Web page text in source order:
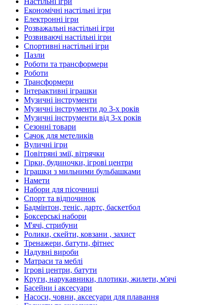
Економічні настільні ігри
Електронні ігри
Розважальні настільні ігри
Розвиваючі настільні ігри
Спортивні настільні ігри
Пазли
Роботи та трансформери
Роботи
Трансформери
Інтерактивні іграшки
Музичні інструменти
Музичні інструменти до 3-х років
Музичні інструменти від 3-х років
Сезонні товари
Сачок для метеликів
Вуличні ігри
Повітряні змії, вітрячки
Гірки, будиночки, ігрові центри
Іграшки з мильними бульбашками
Намети
Набори для пісочниці
Спорт та відпочинок
Бадмінтон, теніс, дартс, баскетбол
Боксерські набори
М'ячі, стрибуни
Ролики, скейти, ковзани , захист
Тренажери, батути, фітнес
Надувні вироби
Матраси та меблі
Ігрові центри, батути
Круги, нарукавники, плотики, жилети, м'ячі
Басейни і аксесуари
Насоси, човни, аксесуари для плавання